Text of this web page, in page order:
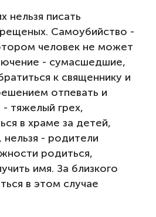
нельзя писать
Самоубийство -
человек не может
- сумасшедшие,
к священнику и
отпевать и
тяжелый грех,
в храме за детей,
- родители
родиться,
имя. За близкого
в этом случае